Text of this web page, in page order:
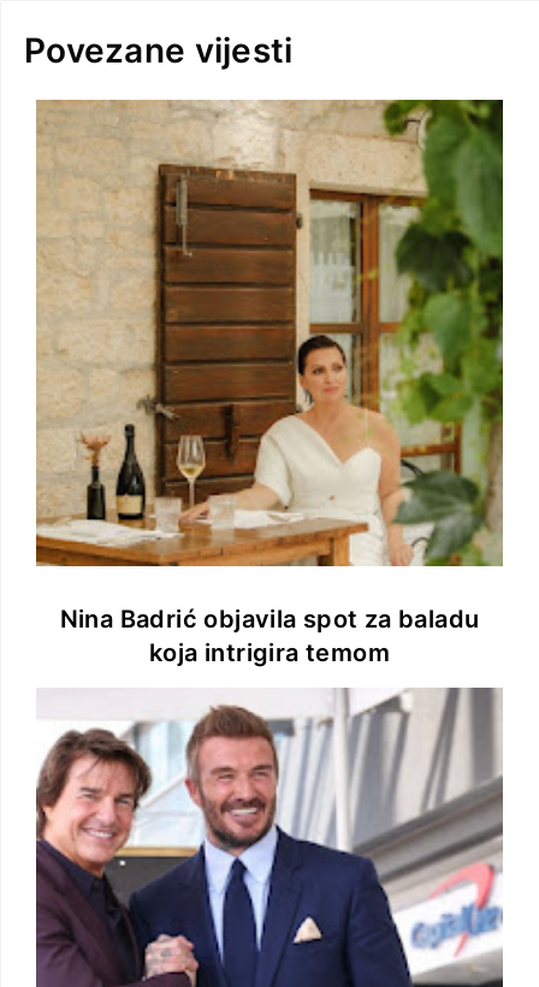
Povezane vijesti
Nina Badrić objavila spot za baladu
koja intrigira temom